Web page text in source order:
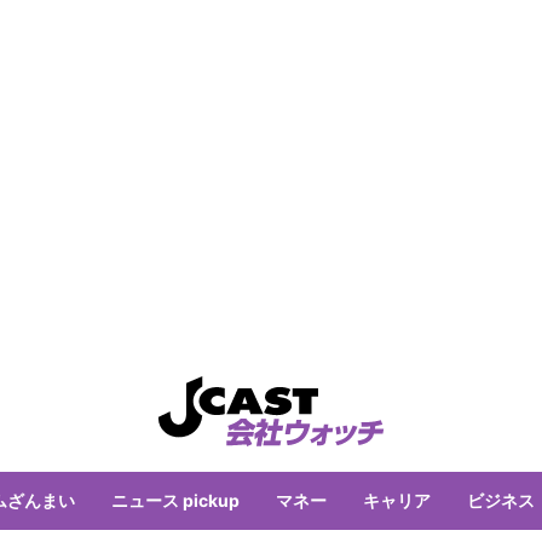
ざんまい ニュース pickup マネー キャリア ビジネス